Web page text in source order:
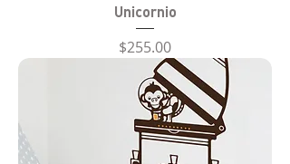
Unicornio
Precio
$255.00